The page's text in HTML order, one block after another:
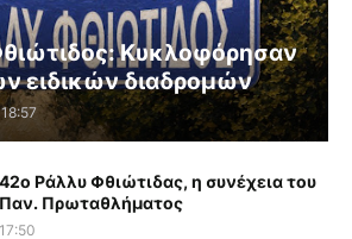
Κυκλοφόρησαν
ειδικών διαδρομών
18:57
42ο Ράλλυ Φθιώτιδας, η συνέχεια του
Παν. Πρωταθλήματος
17:50